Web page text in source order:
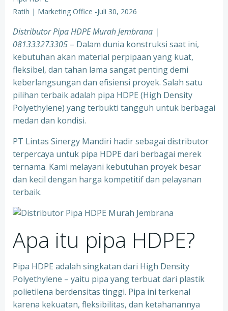
Ratih | Marketing Office -Juli 30, 2026
Distributor Pipa HDPE Murah Jembrana |
081333273305 – Dalam dunia konstruksi saat ini,
kebutuhan akan material perpipaan yang kuat,
fleksibel, dan tahan lama sangat penting demi
keberlangsungan dan efisiensi proyek. Salah satu
pilihan terbaik adalah pipa HDPE (High Density
Polyethylene) yang terbukti tangguh untuk berbagai
medan dan kondisi.
PT Lintas Sinergy Mandiri hadir sebagai distributor
terpercaya untuk pipa HDPE dari berbagai merek
ternama. Kami melayani kebutuhan proyek besar
dan kecil dengan harga kompetitif dan pelayanan
terbaik.
Apa itu pipa HDPE?
Pipa HDPE adalah singkatan dari High Density
Polyethylene – yaitu pipa yang terbuat dari plastik
polietilena berdensitas tinggi. Pipa ini terkenal
karena kekuatan, fleksibilitas, dan ketahanannya